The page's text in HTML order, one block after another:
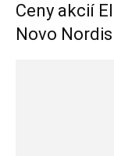
Ceny akcií
Novo